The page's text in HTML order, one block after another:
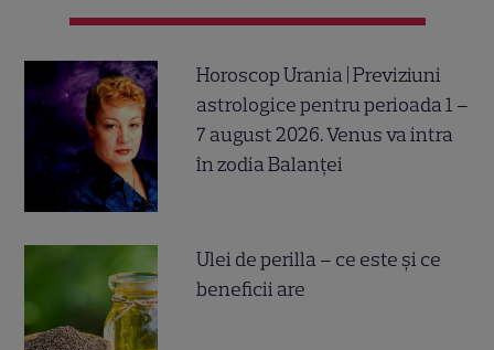
Horoscop Urania | Previziuni
astrologice pentru perioada 1 –
7 august 2026. Venus va intra
în zodia Balanței
Ulei de perilla – ce este și ce
beneficii are